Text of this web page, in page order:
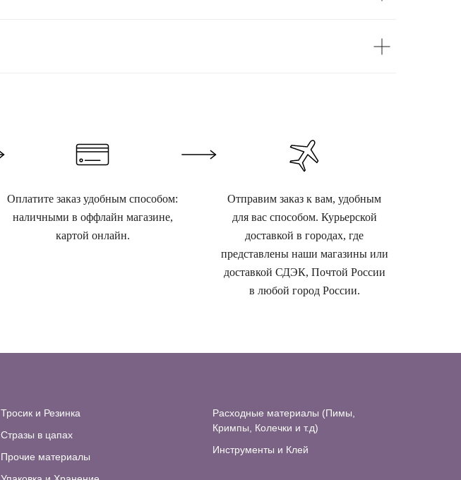
Оплатите заказ удобным способом:
наличными в оффлайн магазине,
картой онлайн.
Отправим заказ к вам, удобным
для вас способом. Курьерской
доставкой в городах, где
представлены наши магазины или
доставкой СДЭК, Почтой России
в любой город России.
Тросик и Резинка
Стразы в цапах
Прочие материалы
Расходные материалы (Пимы,
Кримпы, Колечки и т.д)
Инструменты и Клей